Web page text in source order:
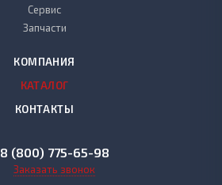
Сервис
Запчасти
КОМПАНИЯ
КАТАЛОГ
КОНТАКТЫ
8 (800) 775-65-98
Заказать звонок